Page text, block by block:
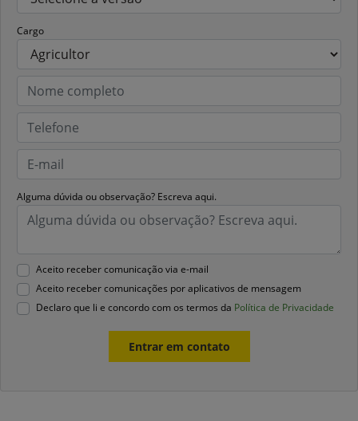
Cargo
Alguma dúvida ou observação? Escreva aqui.
Aceito receber comunicação via e-mail
Aceito receber comunicações por aplicativos de mensagem
Declaro que li e concordo com os termos da Política de Privacidade
Entrar em contato